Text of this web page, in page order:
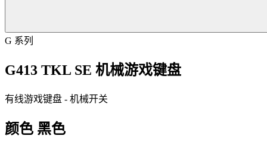
G 系列
G413 TKL SE 机械游戏键盘
有线游戏键盘 - 机械开关
颜色 黑色